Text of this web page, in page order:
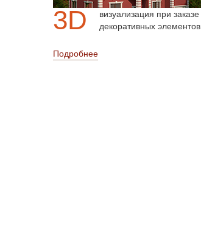
3D
визуализация при заказе
декоративных элементов
Подробнее